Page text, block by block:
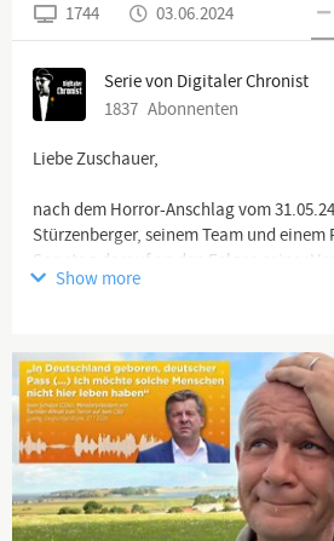
1744 03.06.2024
Serie von Digitaler Chronist
1837 Abonnenten
Liebe Zuschauer,
nach dem Horror-Anschlag vom
Stürzenberger, seinem Team und
Sonntag darauf an den Folgen seiner
sind die Reaktionen der Politik, der
ich meide sie, ich will nichts mit ihnen
Zeit wird ohne sie stattfinden, fertig.
Euer Thomas
Alle Videos, die wir veröffentlichen
YouTube ungeeignet sind) findet Ihr hier:
Netzseite:https://www.digitaler-
Show more